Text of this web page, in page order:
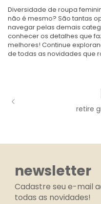
Diversidade de roupa
não é mesmo? São tantas
navegar pelas demais
conhecer os detalhes que
melhores! Continue
de todas as novidades que
retire
newsletter
Cadastre seu e-mail
todas as novidades!